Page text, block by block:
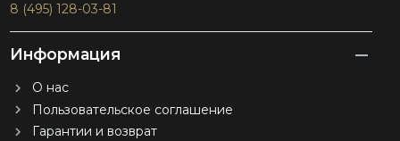
8 (495) 128-03-81
Информация
О нас
Пользовательское соглашение
Гарантии и возврат